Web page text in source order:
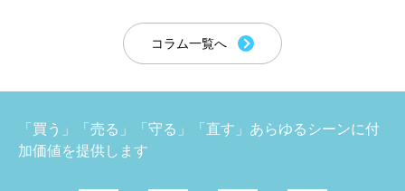
コラム一覧へ
「買う」「売る」「守る」「直す」あらゆるシーンに付
加価値を提供します